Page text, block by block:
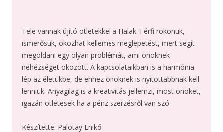
Tele vannak újító ötletekkel a Halak. Férfi rokonuk,
ismerősük, okozhat kellemes meglepetést, mert segít
megoldani egy olyan problémát, ami önöknek
nehézséget okozott. A kapcsolataikban is a harmónia
lép az életükbe, de ehhez önöknek is nyitottabbnak kell
lenniük. Anyagilag is a kreativitás jellemzi, most önöket,
igazán ötletesek ha a pénz szerzésről van szó.
Készítette: Palotay Enikő